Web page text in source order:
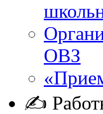
ОВЗ
✍